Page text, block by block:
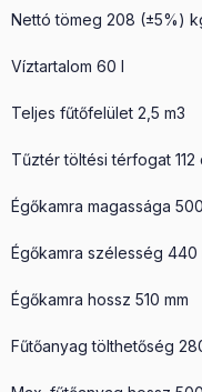
(lsd. gépkönyv)
füstcső elhelyezkedése:
Tüzelőanyag: nem fás
Nettó tömeg 208 (±5%)
Víztartalom 60 l
Teljes fűtőfelület 2,5 m3
Tűztér töltési térfogat 112
Égőkamra magassága
Égőkamra szélesség 440
Égőkamra hossz 510 mm
Fűtőanyag tölthetőség